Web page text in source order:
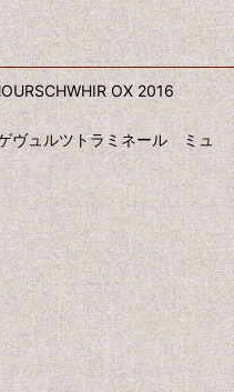
OX 2016
ュルツトラミネール ミュ